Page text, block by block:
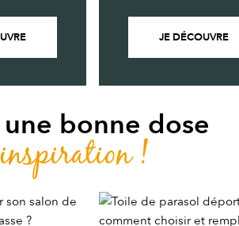
JE DÉCOUVRE
une bonne dose
!